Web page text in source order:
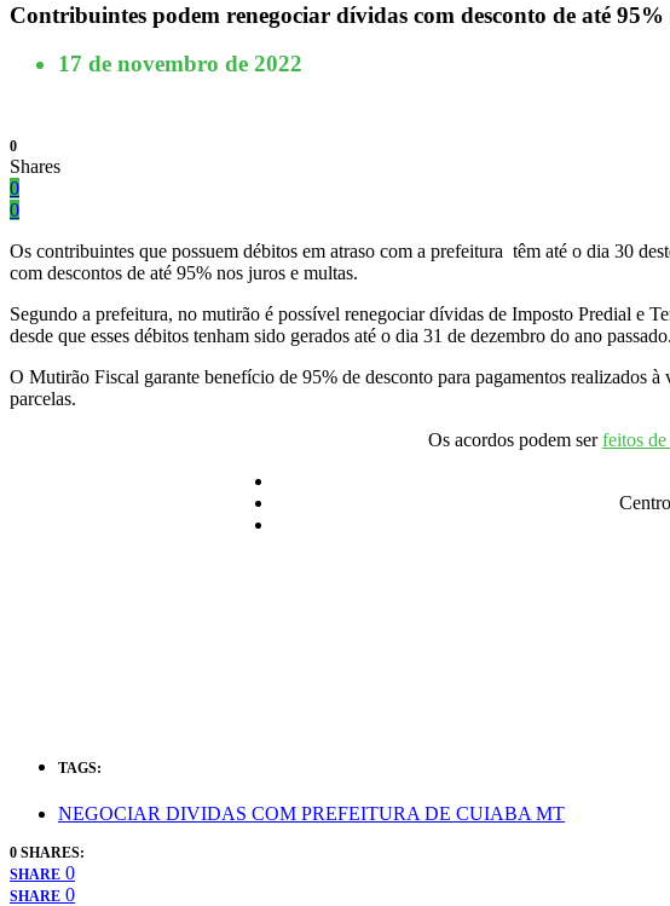
Contribuintes podem renegociar dívidas com desconto de até
17 de novembro de 2022
0
Shares
0
0
Os contribuintes que possuem débitos em atraso com a prefeitura têm até o dia 30
com descontos de até 95% nos juros e multas.
Segundo a prefeitura, no mutirão é possível renegociar dívidas de Imposto Predial e
desde que esses débitos tenham sido gerados até o dia 31 de dezembro do ano passado.
O Mutirão Fiscal garante benefício de 95% de desconto para pagamentos realizados
parcelas.
Os acordos podem serfeitos
TAGS:
NEGOCIAR DIVIDAS COM PREFEITURA DE CUIABA MT
0 SHARES:
SHARE 0
SHARE 0